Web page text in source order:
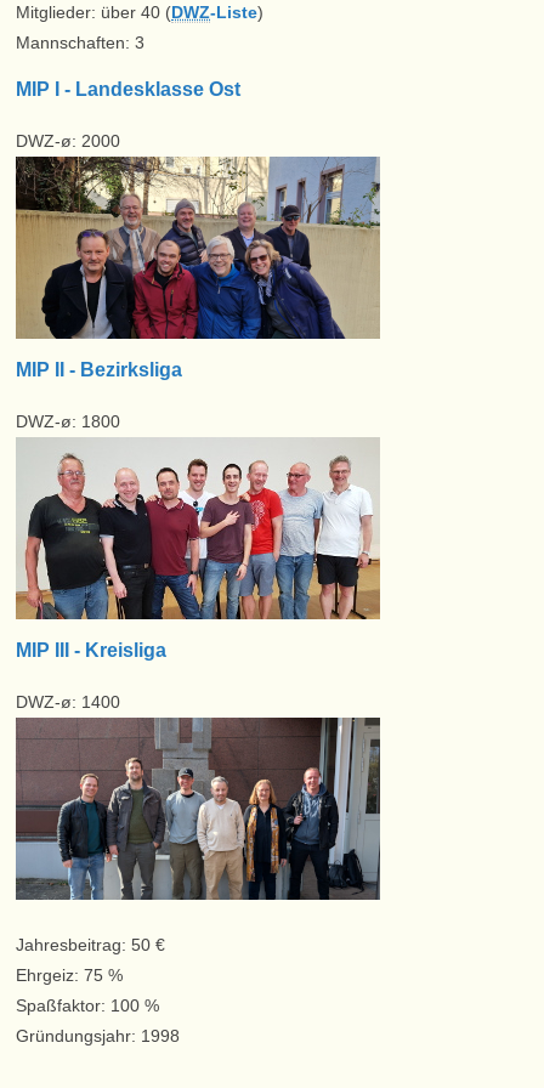
Mitglieder: über 40 (DWZ-Liste)
Mannschaften: 3
MIP I - Landesklasse Ost
DWZ-ø: 2000
MIP II - Bezirksliga
DWZ-ø: 1800
MIP III - Kreisliga
DWZ-ø: 1400
Jahresbeitrag: 50 €
Ehrgeiz: 75 %
Spaßfaktor: 100 %
Gründungsjahr: 1998